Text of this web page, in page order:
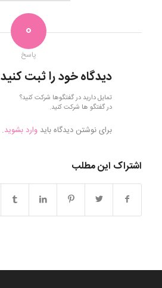
0
پاسخ
دیدگاه خود را ثبت کنید
تمایل دارید در گفتگوها شرکت کنید؟
در گفتگو ها شرکت کنید.
برای نوشتن دیدگاه باید وارد بشوید.
اشتراک این مطلب